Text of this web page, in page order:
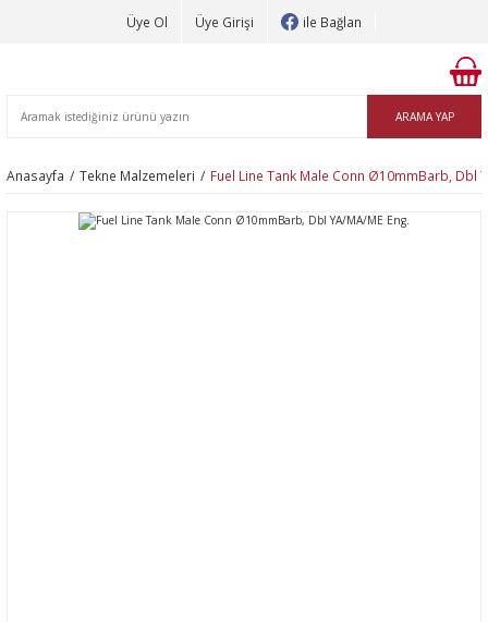
Üye Ol Üye Girişi ile Bağlan
ARAMA YAP
Anasayfa Tekne Malzemeleri Fuel Line Tank Μale Conn Ø10mmBarb, Dbl